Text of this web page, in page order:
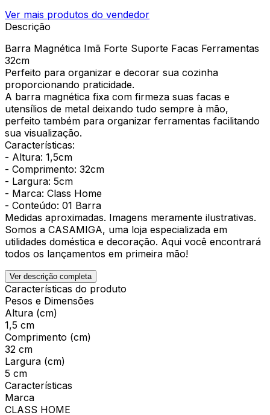
Ver mais produtos do vendedor
Descrição
Barra Magnética Imã Forte Suporte Facas Ferramentas
32cm
Perfeito para organizar e decorar sua cozinha
proporcionando praticidade.
A barra magnética fixa com firmeza suas facas e
utensílios de metal deixando tudo sempre à mão,
perfeito também para organizar ferramentas facilitando
sua visualização.
Características:
- Altura: 1,5cm
- Comprimento: 32cm
- Largura: 5cm
- Marca: Class Home
- Conteúdo: 01 Barra
Medidas aproximadas. Imagens meramente ilustrativas.
Somos a CASAMIGA, uma loja especializada em
utilidades doméstica e decoração. Aqui você encontrará
todos os lançamentos em primeira mão!
Ver descrição completa
Características do produto
Pesos e Dimensões
Altura (cm)
1,5 cm
Comprimento (cm)
32 cm
Largura (cm)
5 cm
Características
Marca
CLASS HOME